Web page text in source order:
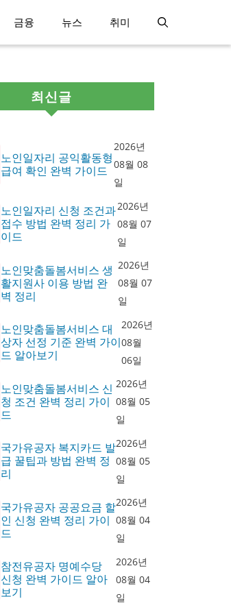
금융 뉴스 취미
최신글
노인일자리 공익활동형
급여 확인 완벽 가이드
2026년
08월 08
일
노인일자리 신청 조건과
접수 방법 완벽 정리 가
이드
2026년
08월 07
일
노인맞춤돌봄서비스 생
활지원사 이용 방법 완
벽 정리
2026년
08월 07
일
노인맞춤돌봄서비스 대
상자 선정 기준 완벽 가이
드 알아보기
2026년
08월
06일
노인맞춤돌봄서비스 신
청 조건 완벽 정리 가이
드
2026년
08월 05
일
국가유공자 복지카드 발
급 꿀팁과 방법 완벽 정
리
2026년
08월 05
일
국가유공자 공공요금 할
인 신청 완벽 정리 가이
드
2026년
08월 04
일
참전유공자 명예수당
신청 완벽 가이드 알아
보기
2026년
08월 04
일